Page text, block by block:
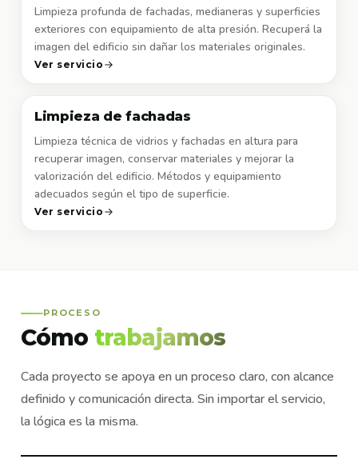
Limpieza profunda de fachadas, medianeras y superficies
exteriores con equipamiento de alta presión. Recuperá la
imagen del edificio sin dañar los materiales originales.
Ver servicio
Limpieza de fachadas
Limpieza técnica de vidrios y fachadas en altura para
recuperar imagen, conservar materiales y mejorar la
valorización del edificio. Métodos y equipamiento
adecuados según el tipo de superficie.
Ver servicio
PROCESO
Cómo trabajamos
Cada proyecto se apoya en un proceso claro, con alcance
definido y comunicación directa. Sin importar el servicio,
la lógica es la misma.